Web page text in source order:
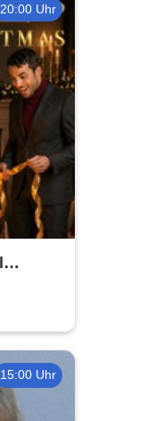
20:00 Uhr
15:00 Uhr